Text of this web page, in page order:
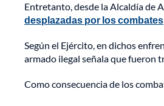
Entretanto, desde la Alcaldía de
desplazadas por los combates
Según el Ejército, en dichos
armado ilegal señala que fueron
Como consecuencia de los